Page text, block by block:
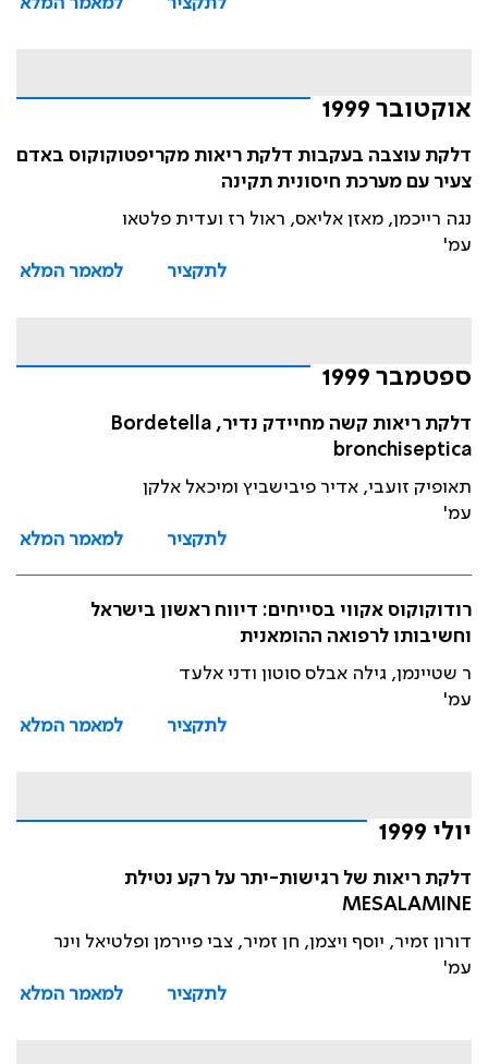
אוקטובר 1999
דלקת עוצבה בעקבות דלקת ריאות מקריפטוקוקוס באדם
צעיר עם מערכת חיסונית תקינה
נגה רייכמן, מאזן אליאס, ראול רז ועדית פלטאו
עמ'
לתקציר
למאמר המלא
ספטמבר 1999
דלקת ריאות קשה מחיידק נדיר, Bordetella
bronchiseptica
תאופיק זועבי, אדיר פיבישביץ ומיכאל אלקן
עמ'
לתקציר
למאמר המלא
רודוקוקוס אקווי בסייחים: דיווח ראשון בישראל
וחשיבותו לרפואה ההומאנית
ר שטיינמן, גילה אבלס סוטון ודני אלעד
עמ'
לתקציר
למאמר המלא
יולי 1999
דלקת ריאות של רגישות-יתר על רקע נטילת
MESALAMINE
דורון זמיר, יוסף ויצמן, חן זמיר, צבי פיירמן ופלטיאל וינר
עמ'
לתקציר
למאמר המלא